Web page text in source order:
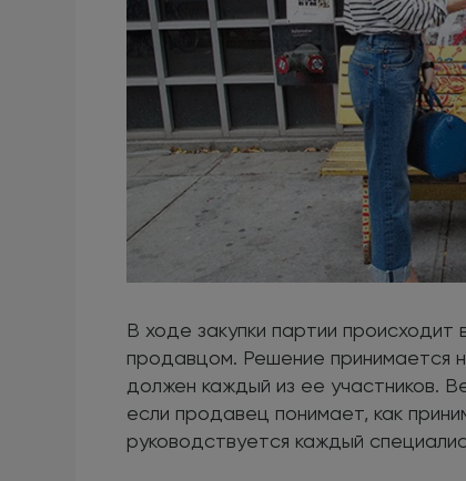
В ходе закупки партии
продавцом. Решение принимается
должен каждый из ее участников.
если продавец понимает, как
руководствуется каждый